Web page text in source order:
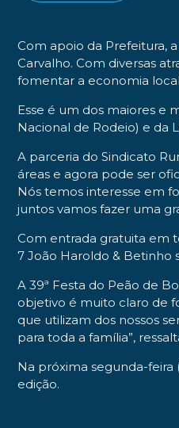
Com apoio da Prefeitura,
Carvalho. Com diversas
fomentar a economia
Esse é um dos maiores e
Nacional de Rodeio) e da
A parceria do Sindicato
áreas e agora pode ser
Nós temos interesse em
juntos vamos fazer uma
Com entrada gratuita em
7 João Haroldo & Betinho
A 39ª Festa do Peão de
objetivo é muito claro de
que utilizam dos nossos
para toda a família”,
Na próxima segunda-feira
edição.